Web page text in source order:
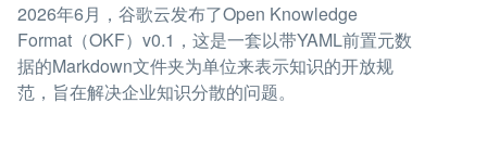
2026年6月，谷歌云发布了Open Knowledge
Format（OKF）v0.1，这是一套以带YAML前置元数
据的Markdown文件夹为单位来表示知识的开放规
范，旨在解决企业知识分散的问题。